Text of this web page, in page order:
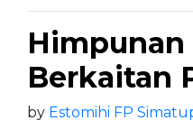
Himpunan
Berkaitan
by Estomihi FP